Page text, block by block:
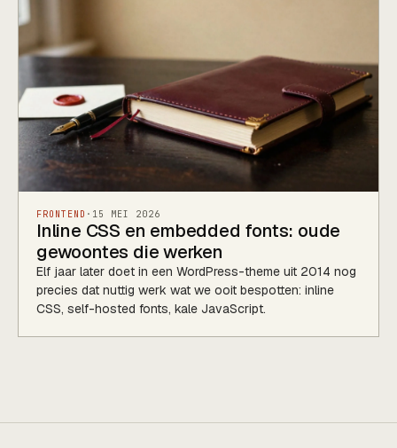
FRONTEND · 15 MEI 2026
Inline CSS en embedded fonts: oude
gewoontes die werken
Elf jaar later doet in een WordPress-theme uit 2014 nog
precies dat nuttig werk wat we ooit bespotten: inline
CSS, self-hosted fonts, kale JavaScript.